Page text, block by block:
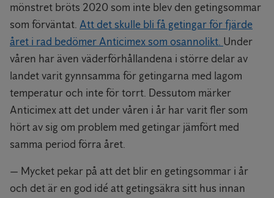
mönstret bröts 2020 som inte blev den getingsommar
som förväntat. Att det skulle bli få getingar för fjärde
året i rad bedömer Anticimex som osannolikt. Under
våren har även väderförhållandena i större delar av
landet varit gynnsamma för getingarna med lagom
temperatur och inte för torrt. Dessutom märker
Anticimex att det under våren i år har varit fler som
hört av sig om problem med getingar jämfört med
samma period förra året.
— Mycket pekar på att det blir en getingsommar i år
och det är en god idé att getingsäkra sitt hus innan